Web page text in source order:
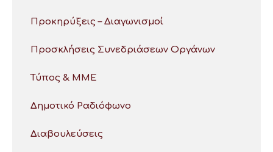
Προκηρύξεις – Διαγωνισμοί
Προσκλήσεις Συνεδριάσεων Οργάνων
Τύπος & ΜΜΕ
Δημοτικό Ραδιόφωνο
Διαβουλεύσεις